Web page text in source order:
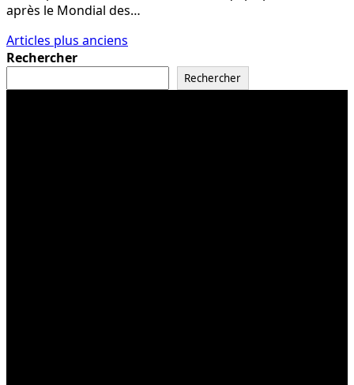
après le Mondial des…
Navigation
des
articles
Articles plus anciens
Rechercher
Rechercher